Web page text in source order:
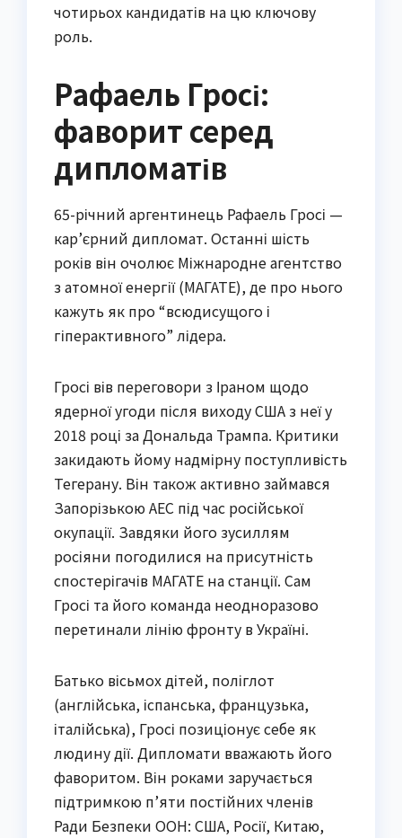
чотирьох кандидатів на цю ключову
роль.
Рафаель Гросі:
фаворит серед
дипломатів
65-річний аргентинець Рафаель Гросі —
кар’єрний дипломат. Останні шість
років він очолює Міжнародне агентство
з атомної енергії (МАГАТЕ), де про нього
кажуть як про “всюдисущого і
гіперактивного” лідера.
Гросі вів переговори з Іраном щодо
ядерної угоди після виходу США з неї у
2018 році за Дональда Трампа. Критики
закидають йому надмірну поступливість
Тегерану. Він також активно займався
Запорізькою АЕС під час російської
окупації. Завдяки його зусиллям
росіяни погодилися на присутність
спостерігачів МАГАТЕ на станції. Сам
Гросі та його команда неодноразово
перетинали лінію фронту в Україні.
Батько вісьмох дітей, поліглот
(англійська, іспанська, французька,
італійська), Гросі позиціонує себе як
людину дії. Дипломати вважають його
фаворитом. Він роками заручається
підтримкою п’яти постійних членів
Ради Безпеки ООН: США, Росії, Китаю,